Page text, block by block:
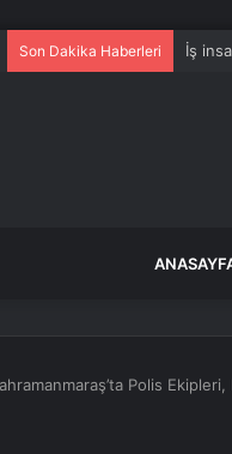
Son Dakika Haberleri
Polis